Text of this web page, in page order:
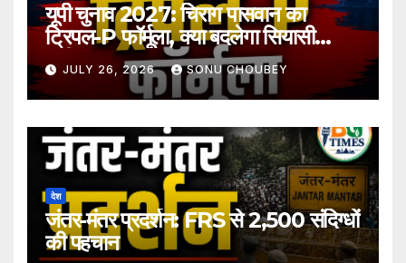
यूपी चुनाव 2027: चिराग पासवान का
ट्रिपल-P फॉर्मूला, क्या बदलेगा सियासी
समीकरण?
JULY 26, 2026 SONU CHOUBEY
देश
जंतर-मंतर प्रदर्शन: FRS से 2,500 संदिग्धों
की पहचान